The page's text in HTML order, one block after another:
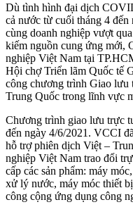
Dù tình hình đại dịch
cả nước từ cuối tháng 4
cùng doanh nghiệp vượt
kiếm nguồn cung ứng mới,
nghiệp Việt Nam tại
Hội chợ Triển lãm Quốc tế
công chương trình Giao
Trung Quốc trong lĩnh vực
Chương trình giao lưu trực
đến ngày 4/6/2021. VCCI
hỗ trợ phiên dịch Việt –
nghiệp Việt Nam trao đổi
cấp các sản phẩm: máy
xử lý nước, máy móc thiết
công cộng ứng dụng công